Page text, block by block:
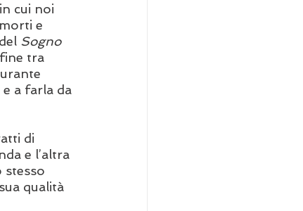
cui noi
e
Sogno
tra
a farla da
di
e l’altra
stesso
qualità